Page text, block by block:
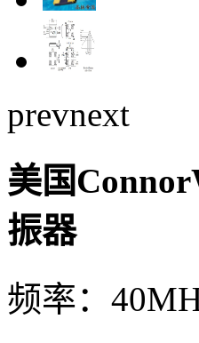
prevnext
美国
振器
频率：